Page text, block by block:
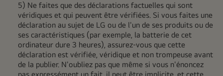
5) Ne faites que des déclarations factuelles qui sont
véridiques et qui peuvent être vérifiées. Si vous faites une
déclaration au sujet de LG ou de l'un de ses produits ou de
ses caractéristiques (par exemple, la batterie de cet
ordinateur dure 3 heures), assurez-vous que cette
déclaration est vérifiée, véridique et non trompeuse avant
de la publier. N'oubliez pas que même si vous n'énoncez